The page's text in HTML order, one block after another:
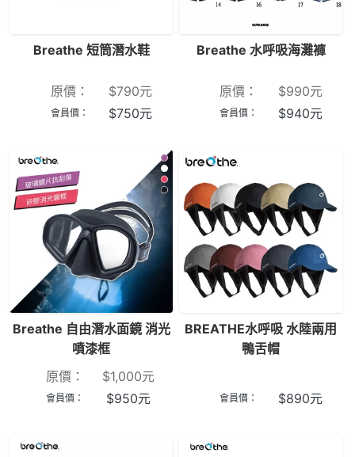
Breathe 短筒潛水鞋
原價： $790元
會員價： $750元
Breathe 水呼吸海灘褲
原價： $990元
會員價： $940元
Breathe 自由潛水面鏡 消光
噴漆框
原價：
$1,000元
會員價： $950元
BREATHE水呼吸 水陸兩用
鴨舌帽
會員價： $890元